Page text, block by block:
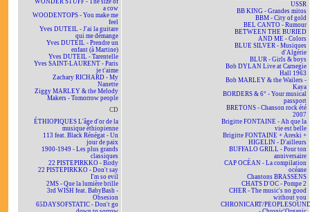
WONDER STUFF - The size of
a cow
WOODENTOPS - You make me
feel
Yves DUTEIL - J'ai la guitare
qui me démange
Yves DUTEIL - Prendre un
enfant (à Martine)
Yves DUTEIL - Tarentelle
Yves SAINT-LAURENT - Paris
je t'aime
Zachary RICHARD - My
Nanette
Ziggy MARLEY & the Melody
Makers - Tomorrow people
CD
ÉTHIOPIQUES L'âge d'or de la
musique éthiopienne
113 feat. Black Rénégat - Un
jour de paix
1900-1949 - Les plus grands
classiques
22 PISTEPIRKKO - Birdy
22 PISTEPIRKKO - Don't say
I'm so evil
2MS - Que la lumière brille
3rd WISH feat. BabyBash -
Obsesion
65DAYSOFSTATIC - Don't go
USSR
BB KING - Grandes mitos
BBM - City of gold
BEL CANTO - Rumour
BETWEEN THE BURIED
AND ME - Colors
BLUE SILVER - Musiques
d'Algérie
BLUR - Girls & boys
Bob DYLAN Live at Carnegie
Hall 1963
Bob MARLEY & the Wailers -
Kaya
BORDERS & 6° - Your musical
passport
BRETONS - Chanson rock été
2007
Brigitte FONTAINE - Ah que la
vie est belle
Brigitte FONTAINE + Areski +
HIGELIN - D'ailleurs
BUFFALO GRILL - Pour ton
anniversaire
CAP OCÉAN - La compilation
océane
Chantons BRASSENS
CHATS D'OC - Pompe 2
CHER - The music's no good
without you
CHRONICART/